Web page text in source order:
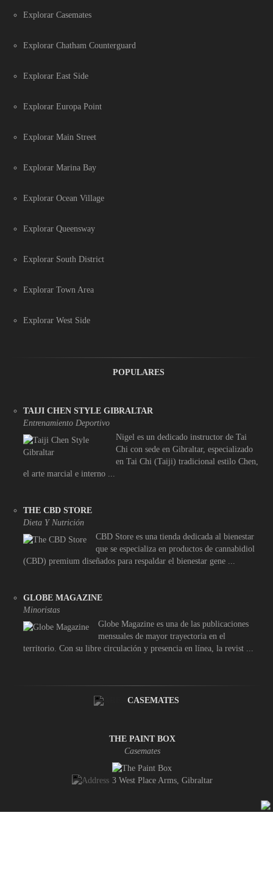
Explorar Casemates
Explorar Chatham Counterguard
Explorar East Side
Explorar Europa Point
Explorar Main Street
Explorar Marina Bay
Explorar Ocean Village
Explorar Queensway
Explorar South District
Explorar Town Area
Explorar West Side
POPULARES
TAIJI CHEN STYLE GIBRALTAR
Entrenamiento Deportivo
Nigel es un dedicado instructor de Tai
Chi con sede en Gibraltar, especializado
en Tai Chi (Taiji) tradicional estilo Chen,
el arte marcial e interno ...
THE CBD STORE
Dieta Y Nutrición
CBD Store es una tienda dedicada al bienestar
que se especializa en productos de cannabidiol
(CBD) premium diseñados para respaldar el bienestar gene ...
GLOBE MAGAZINE
Minoristas
Globe Magazine es una de las publicaciones
mensuales de mayor trayectoria en el
territorio. Con su libre circulación y presencia en línea, la revist ...
CASEMATES
THE PAINT BOX
Casemates
3 West Place Arms, Gibraltar